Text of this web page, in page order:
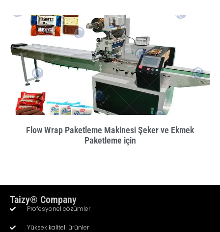
Flow Wrap Paketleme Makinesi Şeker ve Ekmek
Paketleme için
Taizy® Company
Profesyonel çözümler
Yüksek kaliteli ürünler